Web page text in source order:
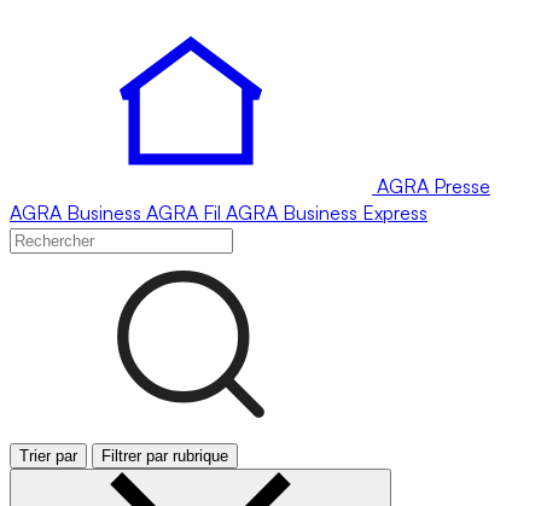
AGRA Presse
AGRA Business AGRA Fil AGRA Business Express
Trier par Filtrer par rubrique